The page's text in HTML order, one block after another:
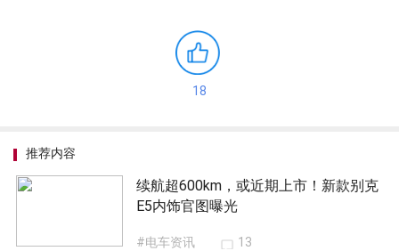
18
推荐内容
续航超600km，或近期上市！新款别克
E5内饰官图曝光
#电车资讯 13